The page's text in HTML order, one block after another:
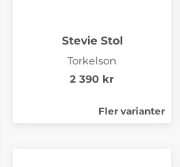
Stevie Stol
Torkelson
2 390 kr
Fler varianter